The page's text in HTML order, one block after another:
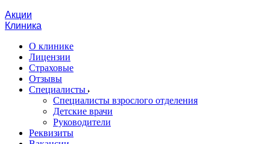
Акции
Клиника
О клинике
Лицензии
Страховые
Отзывы
Специалисты
Специалисты взрослого отделения
Детские врачи
Руководители
Реквизиты